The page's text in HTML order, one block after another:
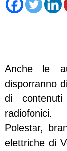
Anche le
disporranno
di
radiofonici.
Polestar,
elettriche di